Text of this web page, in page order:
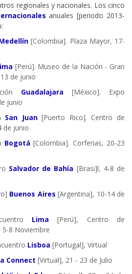
regionales y nacionales. Los cinco
anuales [periodo 2013-
[Colombia]. Plaza Mayor, 17-
[Perú]. Museo de la Nación - Gran
de junio
Guadalajara [México]. Expo
junio
San Juan[Puerto Rico]. Centro de
de junio
Bogotá [Colombia]. Corferias, 20-23
Salvador de Bahía [Brasi]l, 4-8 de
Buenos Aires [Argentina], 10-14 de
Lima [Perú], Centro de
5-8 Noviembre
Lisboa [Portugal], Virtual
Connect [Virtual], 21 - 23 de Julio